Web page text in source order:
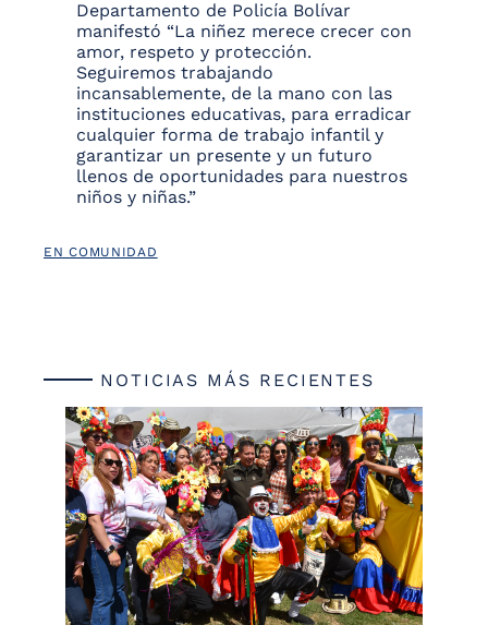
Departamento de Policía Bolívar
manifestó “La niñez merece crecer con
amor, respeto y protección.
Seguiremos trabajando
incansablemente, de la mano con las
instituciones educativas, para erradicar
cualquier forma de trabajo infantil y
garantizar un presente y un futuro
llenos de oportunidades para nuestros
niños y niñas.”
EN COMUNIDAD
NOTICIAS MÁS RECIENTES